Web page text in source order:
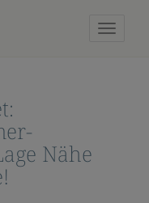
Nähe